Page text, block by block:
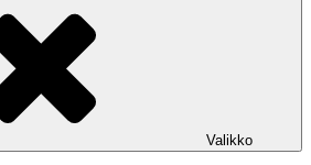
Valikko